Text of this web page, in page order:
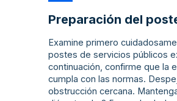
Preparación del
Examine primero
postes de servicios públicos
continuación, confirme que la
cumpla con las normas.
obstrucción cercana.